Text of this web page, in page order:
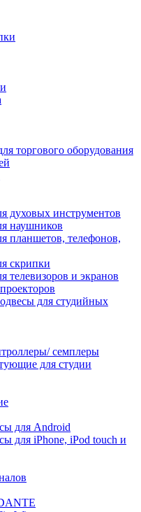
торгового оборудования
духовых инструментов
наушников
планшетов, телефонов,
скрипки
телевизоров и экранов
для студийных
семплеры
для студии
для Android
для iPhone, iPod touch и